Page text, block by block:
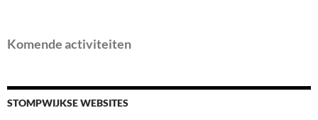
Komende activiteiten
STOMPWIJKSE WEBSITES